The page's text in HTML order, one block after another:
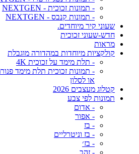
- תמונות זכוכית - NEXTGEN
- תמונות קנבס - NEXTGEN
שעוני קיר מיוחדים.
חדש-שעוני זכוכית
מראות
קולקציות מיוחדות במהדורה מוגבלת
- תלת מימד על זכוכית 4K
- תמונות זכוכית תלת מימד
או לסלון
קטלוג מעצבים 2026
תמונות לפי צבע
- אדום
- אפור
- בז
- בז וניטרליים
- בז׳
- זהב